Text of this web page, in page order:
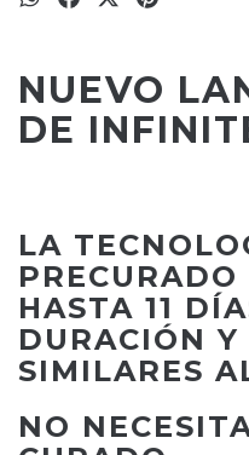
NUEVO
DE
LA
HASTA 11
DURACIÓN
SIMILARES
NO